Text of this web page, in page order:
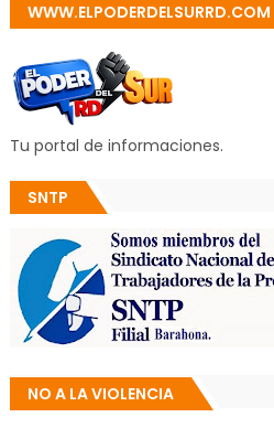
WWW.ELPODERDELSURRD.COM
Tu portal de informaciones.
SNTP
NO A LA VIOLENCIA